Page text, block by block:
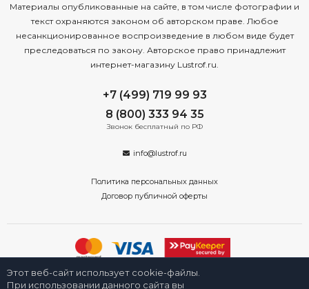
Материалы опубликованные на сайте, в том числе фотографии и
текст охраняются законом об авторском праве. Любое
несанкционированное воспроизведение в любом виде будет
преследоваться по закону. Авторское право принадлежит
интернет-магазину Lustrof.ru.
+7 (499) 719 99 93
8 (800) 333 94 35
Звонок бесплатный по РФ
info@lustrof.ru
Политика персональных данных
Договор публичной оферты
2008-2026 © Интернет-магазин «Люстроф» в Туле - приборы освещения
для дома и улицы. Все права защищены.
Этот веб-сайт использует cookie-файлы.
При использовании данного сайта вы